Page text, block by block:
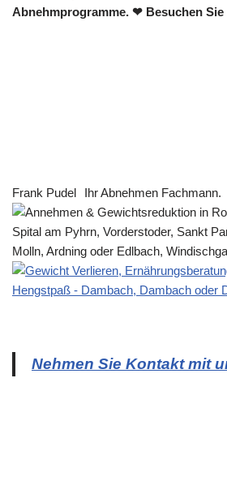
Abnehmprogramme. ❤ Besuchen
Frank Pudel Ihr Abnehmen Fachmann.
Nehmen Sie Kontakt mit